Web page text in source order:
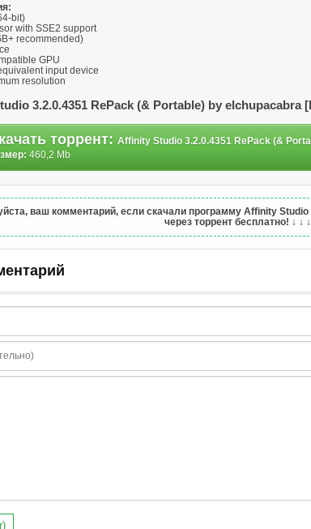
версии дополнительный ключ /PORTABLE=1 (или
будет предложено посетить сайт автора репака. По
bit)
with SSE2 support
recommended)
GPU
input device
resolution
3.2.0.4351 RePack (& Portable) by elchupacabra
торрент: Affinity Studio 3.2.0.4351 RePack (&
460,2 Mb
ваш комментарий, если скачали программу Affinity
через торрент бесплатно! ↓ ↓ ↓